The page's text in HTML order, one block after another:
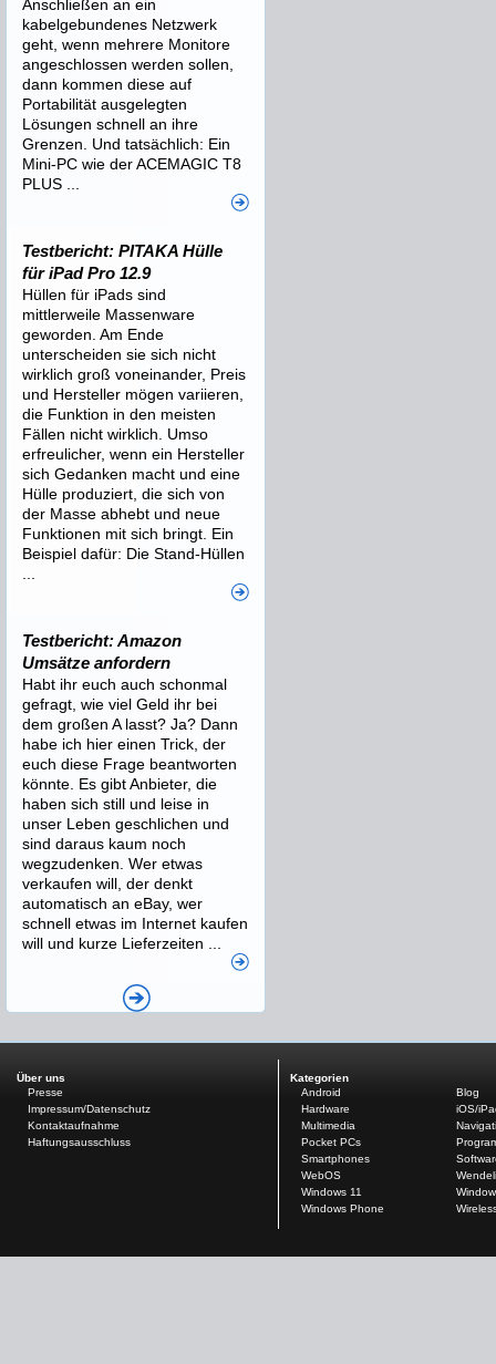
Anschließen an ein
kabelgebundenes Netzwerk
geht, wenn mehrere Monitore
angeschlossen werden sollen,
dann kommen diese auf
Portabilität ausgelegten
Lösungen schnell an ihre
Grenzen. Und tatsächlich: Ein
Mini-PC wie der ACEMAGIC T8
PLUS ...
Testbericht: PITAKA Hülle
für iPad Pro 12.9
Hüllen für iPads sind
mittlerweile Massenware
geworden. Am Ende
unterscheiden sie sich nicht
wirklich groß voneinander, Preis
und Hersteller mögen variieren,
die Funktion in den meisten
Fällen nicht wirklich. Umso
erfreulicher, wenn ein Hersteller
sich Gedanken macht und eine
Hülle produziert, die sich von
der Masse abhebt und neue
Funktionen mit sich bringt. Ein
Beispiel dafür: Die Stand-Hüllen
Testbericht: Amazon
Umsätze anfordern
Habt ihr euch auch schonmal
gefragt, wie viel Geld ihr bei
dem großen A lasst? Ja? Dann
habe ich hier einen Trick, der
euch diese Frage beantworten
könnte. Es gibt Anbieter, die
haben sich still und leise in
unser Leben geschlichen und
sind daraus kaum noch
wegzudenken. Wer etwas
verkaufen will, der denkt
automatisch an eBay, wer
schnell etwas im Internet kaufen
will und kurze Lieferzeiten ...
Über uns
Presse
Impressum/Datenschutz
Kontaktaufnahme
Haftungsausschluss
Kategorien
Android
Blog
Hardware
iOS/
Multimedia
Pocket PCs
Smartphones
WebOS
Windows 11
Windows Phone